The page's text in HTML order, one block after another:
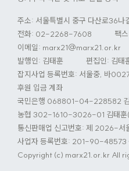
주소: 서울특별시 중구 다산로36나
전화: 02-2268-7608
팩
이메일: marx21@marx21.or.kr
발행인: 김태훈
편집인: 김태
잡지사업 등록번호: 서울중, 바
후원 입금 계좌
국민은행 068801-04-228582 김
농협 302-1610-3026-01 김태훈
통신판매업 신고번호: 제 2026-서
사업자 등록번호: 201-90-48573
Copyright (c) marx21.or.kr All